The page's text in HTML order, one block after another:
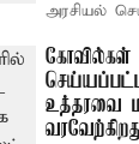
அரசியல்
கோவில்கள்
உத்தரவை